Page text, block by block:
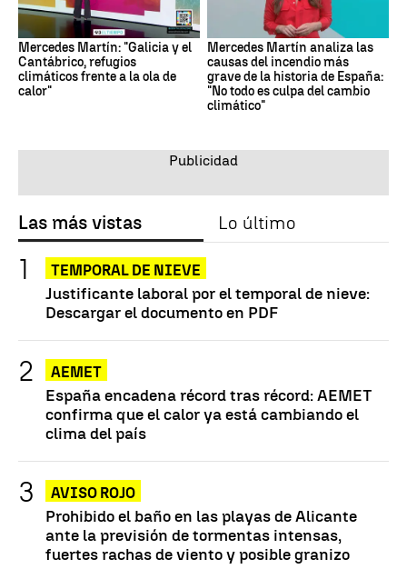
Mercedes Martín: "Galicia y el
Cantábrico, refugios
climáticos frente a la ola de
calor"
Mercedes Martín analiza las
causas del incendio más
grave de la historia de España:
"No todo es culpa del cambio
climático"
Las más vistas Lo último
TEMPORAL DE NIEVE
Justificante laboral por el temporal de nieve:
Descargar el documento en PDF
AEMET
España encadena récord tras récord: AEMET
confirma que el calor ya está cambiando el
clima del país
AVISO ROJO
Prohibido el baño en las playas de Alicante
ante la previsión de tormentas intensas,
fuertes rachas de viento y posible granizo